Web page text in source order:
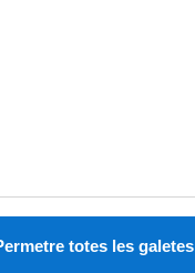
totes les galetes